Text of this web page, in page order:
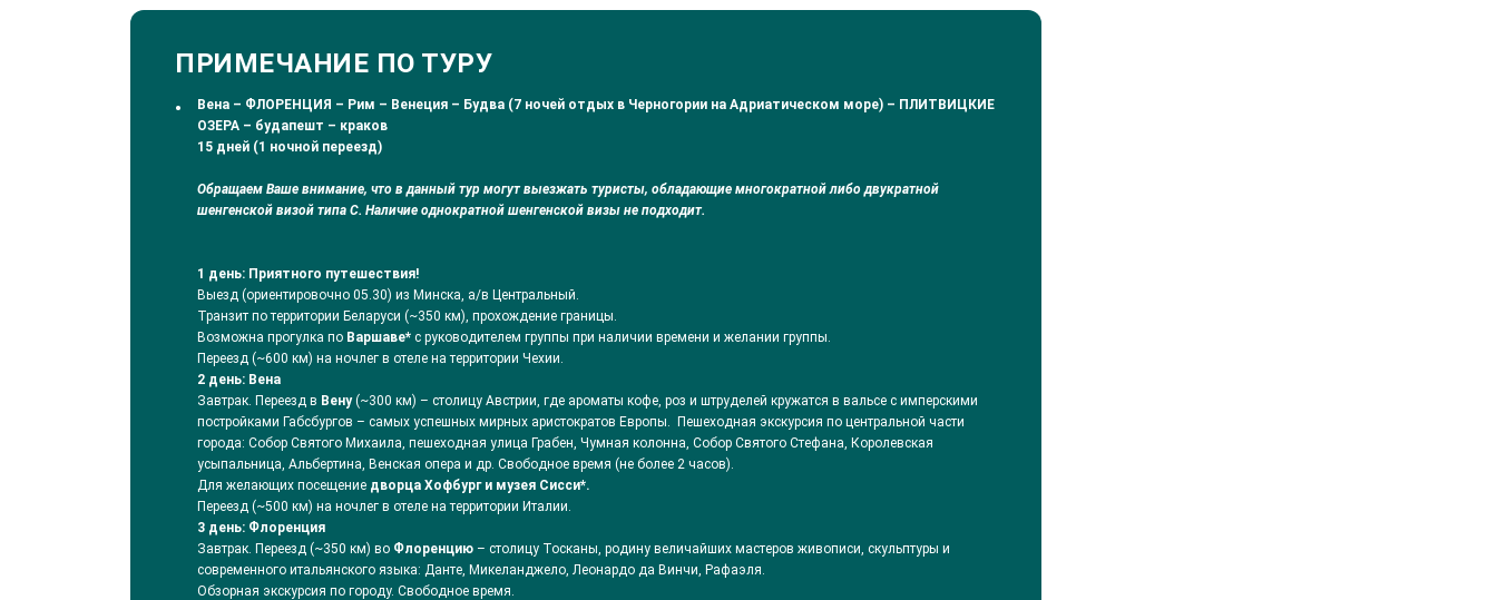
ПРИМЕЧАНИЕ ПО ТУРУ
Вена – ФЛОРЕНЦИЯ – Рим – Венеция – Будва (7 ночей отдых в Черногории на Адриатическом море) – ПЛИТВИЦКИЕ
ОЗЕРА – будапешт – краков
15 дней (1 ночной переезд)
Обращаем Ваше внимание, что в данный тур могут выезжать туристы, обладающие многократной либо двукратной
шенгенской визой типа C. Наличие однократной шенгенской визы не подходит.
1 день: Приятного путешествия!
Выезд (ориентировочно 05.30) из Минска, а/в Центральный.
Транзит по территории Беларуси (~350 км), прохождение границы.
Возможна прогулка по Варшаве* с руководителем группы при наличии времени и желании группы.
Переезд (~600 км) на ночлег в отеле на территории Чехии.
2 день: Вена
Завтрак. Переезд в Вену(~300 км) – столицу Австрии, где ароматы кофе, роз и штруделей кружатся в вальсе с имперскими
постройками Габсбургов ­– самых успешных мирных аристократов Европы. Пешеходная экскурсия по центральной части
города: Собор Святого Михаила, пешеходная улица Грабен, Чумная колонна, Собор Святого Стефана, Королевская
усыпальница, Альбертина, Венская опера и др. Свободное время (не более 2 часов).
Для желающих посещение дворца Хофбург и музея Сисси*.
Переезд (~500 км) на ночлег в отеле на территории Италии.
3 день: Флоренция
Завтрак. Переезд (~350 км) во Флоренцию – столицу Тосканы, родину величайших мастеров живописи, скульптуры и
современного итальянского языка: Данте, Микеланджело, Леонардо да Винчи, Рафаэля.
Обзорная экскурсия по городу. Свободное время.